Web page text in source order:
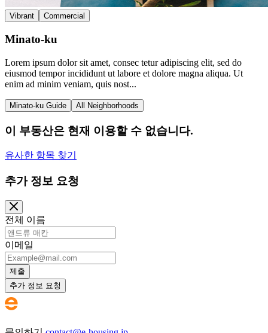
Vibrant Commercial
Minato-ku
Lorem ipsum dolor sit amet, consec tetur adipiscing elit, sed do
eiusmod tempor incididunt ut labore et dolore magna aliqua. Ut
enim ad minim veniam, quis nost...
Minato-ku Guide All Neighborhoods
이 부동산은 현재 이용할 수 없습니다.
유사한 항목 찾기
추가 정보 요청
전체 이름
이메일
제출
추가 정보 요청